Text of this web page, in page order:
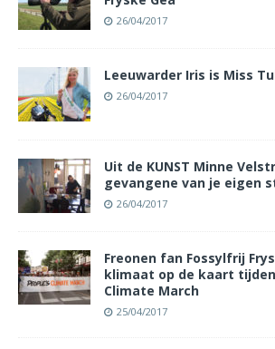
26/04/2017
Leeuwarder Iris is Miss
26/04/2017
Uit de KUNST Minne
gevangene van je eigen
26/04/2017
Freonen fan Fossylfrij
klimaat op de kaart
Climate March
25/04/2017